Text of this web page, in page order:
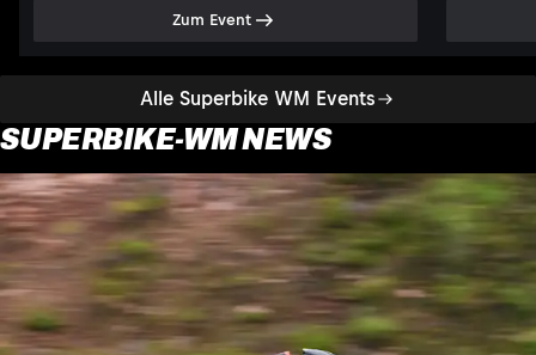
Alle Superbike WM Events
Zum Event
SUPERBIKE-WM NEWS